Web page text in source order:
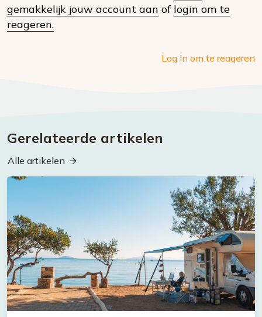
gemakkelijk jouw account aan of login om te
reageren.
Log in om te reageren
Gerelateerde artikelen
Alle artikelen